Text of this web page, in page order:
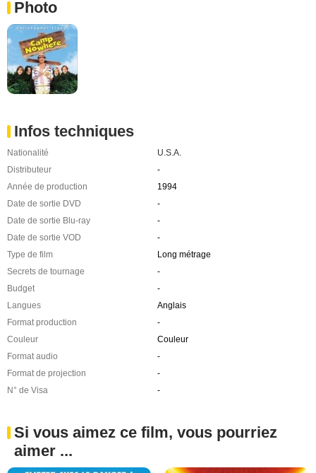
Photo
Infos techniques
Nationalité
U.S.A.
Distributeur
-
Année de production
1994
Date de sortie DVD
-
Date de sortie Blu-ray
-
Date de sortie VOD
-
Type de film
Long métrage
Secrets de tournage
-
Budget
-
Langues
Anglais
Format production
-
Couleur
Couleur
Format audio
-
Format de projection
-
N° de Visa
-
Si vous aimez ce film, vous pourriez
aimer ...